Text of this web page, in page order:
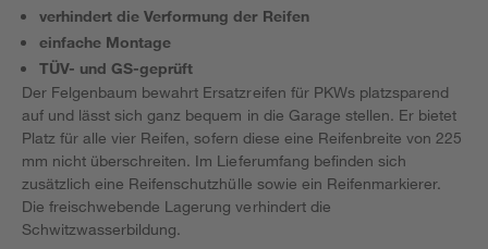
verhindert die Verformung der Reifen
einfache Montage
TÜV- und GS-geprüft
Der Felgenbaum bewahrt Ersatzreifen für PKWs platzsparend
auf und lässt sich ganz bequem in die Garage stellen. Er bietet
Platz für alle vier Reifen, sofern diese eine Reifenbreite von 225
mm nicht überschreiten. Im Lieferumfang befinden sich
zusätzlich eine Reifenschutzhülle sowie ein Reifenmarkierer.
Die freischwebende Lagerung verhindert die
Schwitzwasserbildung.